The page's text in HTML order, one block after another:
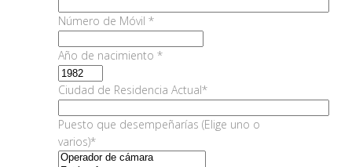
Número de Móvil *
Año de nacimiento *
Ciudad de Residencia Actual*
Puesto que desempeñarías (Elige uno o
varios)*